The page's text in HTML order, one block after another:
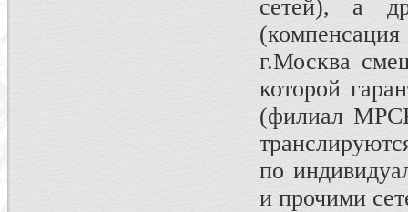
сетей), а
г.Москва
которой
(филиал
по
и прочими